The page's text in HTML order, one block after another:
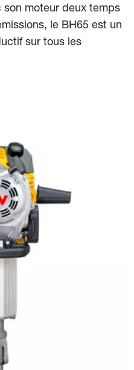
moteur deux temps
le BH65 est un
sur tous les